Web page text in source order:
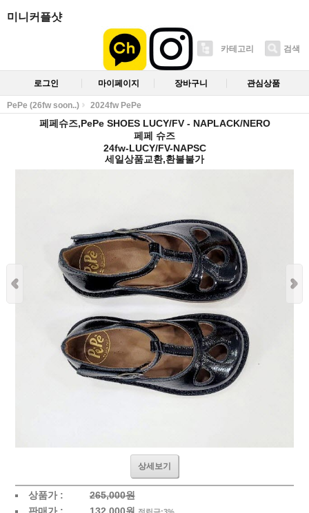
미니커플샷
카테고리 검색
로그인 마이페이지 장바구니 관심상품
PePe (26fw soon..) 2024fw PePe
페페슈즈,PePe SHOES LUCY/FV - NAPLACK/NERO
페페 슈즈
24fw-LUCY/FV-NAPSC
세일상품교환,환불불가
상세보기
상품가 :
265,000원